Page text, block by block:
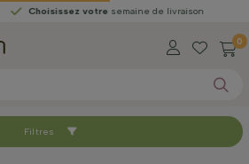
votresemaine de livraison
0
Filtres